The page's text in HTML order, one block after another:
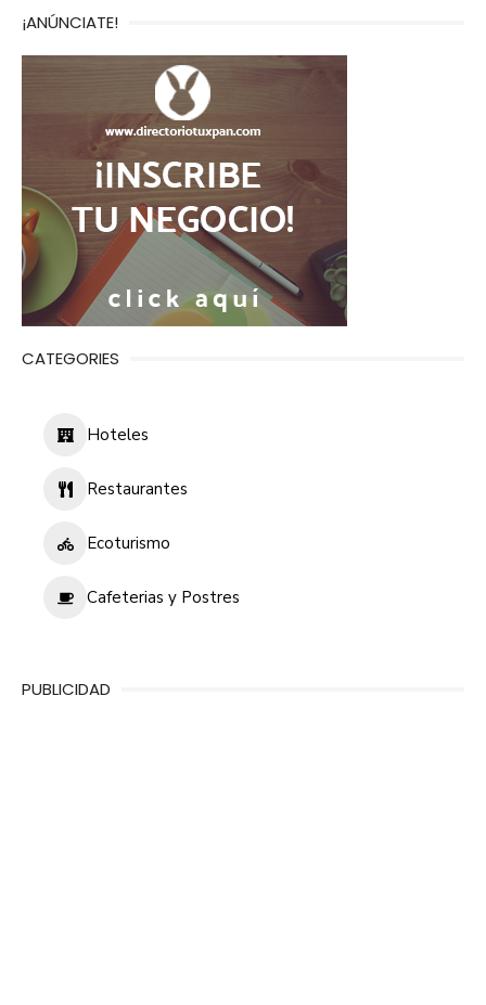
¡ANÚNCIATE!
CATEGORIES
Hoteles
Restaurantes
Ecoturismo
Cafeterias y Postres
PUBLICIDAD